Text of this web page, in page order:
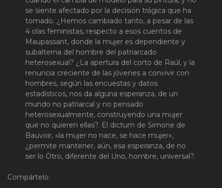
se siente afectado por la decisión trágica que ha
tomado. ¿Hemos cambiado tanto, a pesar de las
4 olas feministas, respecto a esos cuentos de
Maupassant, donde la mujer es dependiente y
subalterna del hombre del patriarcado
heterosexual? ¿La apertura del corto de Raúl, y la
renuncia creciente de las jóvenes a convivir con
hombres, según las encuestas y datos
estadísticos, nos da alguna esperanza, de un
mundo no patriarcal y no pensado
heterosexualmente, construyendo una mujer
que no quieren ellas?. El dictum de Simone de
Bauvoir, «la mujer no nace, se hace mujer»,
¿permite mantener, aún, esa esperanza, de no
ser lo Otro, diferente del Uno, hombre, universal?.
Compártelo: